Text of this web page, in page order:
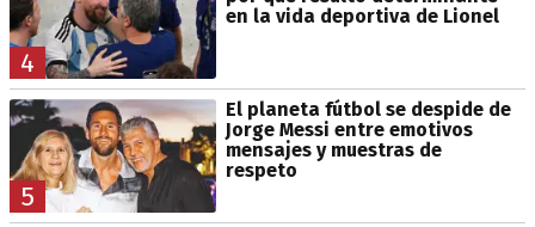
4
en la vida deportiva de Lionel
5
El planeta fútbol se despide de
Jorge Messi entre emotivos
mensajes y muestras de
respeto